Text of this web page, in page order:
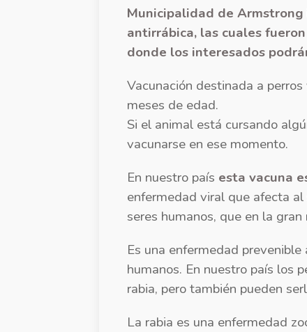
Municipalidad de
antirrábica, las cuales
donde los interesados
Vacunación destinada a
meses de edad.
Si el animal está cursando
vacunarse en ese momento.
En nuestro país esta vacuna
enfermedad viral que afecta
seres humanos, que en la
Es una enfermedad
humanos. En nuestro país los
rabia, pero también pueden
La rabia es una enfermedad